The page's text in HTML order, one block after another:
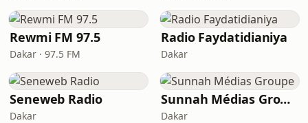
Rewmi FM 97.5
Dakar · 97.5 FM
Radio Faydatidianiya
Dakar
Seneweb Radio
Dakar
Sunnah Médias Groupe
Dakar